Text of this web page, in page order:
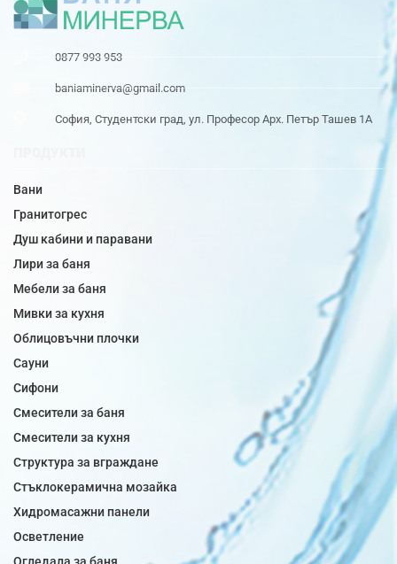
0877 993 953
baniaminerva@gmail.com
София, Студентски град, ул. Професор Арх. Петър Ташев 1А
Вани
Гранитогрес
Душ кабини и паравани
Лири за баня
Мебели за баня
Мивки за кухня
Облицовъчни плочки
Сауни
Сифони
Смесители за баня
Смесители за кухня
Структура за вграждане
Стъклокерамична мозайка
Хидромасажни панели
Осветление